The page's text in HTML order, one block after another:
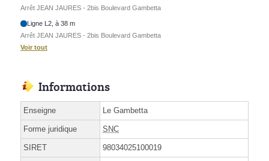
Arrêt JEAN JAURES - 2bis Boulevard Gambetta
Ligne L2, à 38 m
Arrêt JEAN JAURES - 2bis Boulevard Gambetta
Voir tout
Informations
Enseigne Le Gambetta
Forme juridique SNC
SIRET 98034025100019